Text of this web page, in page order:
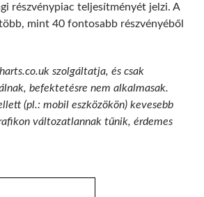
részvénypiac teljesítményét jelzi. A
mint 40 fontosabb részvényéből
szolgáltatja, és csak
befektetésre nem alkalmasak.
(pl.: mobil eszközökön) kevesebb
változatlannak tűnik, érdemes